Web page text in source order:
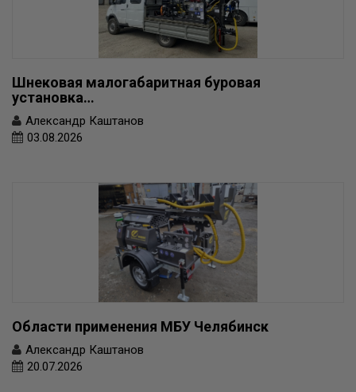
Шнековая малогабаритная буровая
установка…
Александр Каштанов
03.08.2026
Области применения МБУ Челябинск
Александр Каштанов
20.07.2026